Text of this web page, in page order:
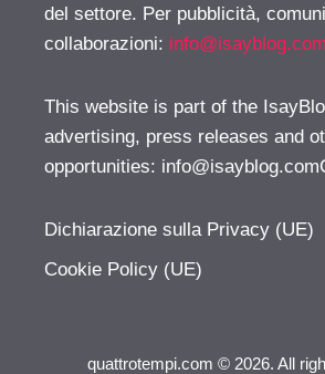
del settore. Per pubblicità,
collaborazioni: info@isayblog.com
This website is part of the
advertising, press releases and
opportunities:
Dichiarazione sulla Privacy (UE)
Cookie Policy (UE)
quattrotempi.com © 2026. All